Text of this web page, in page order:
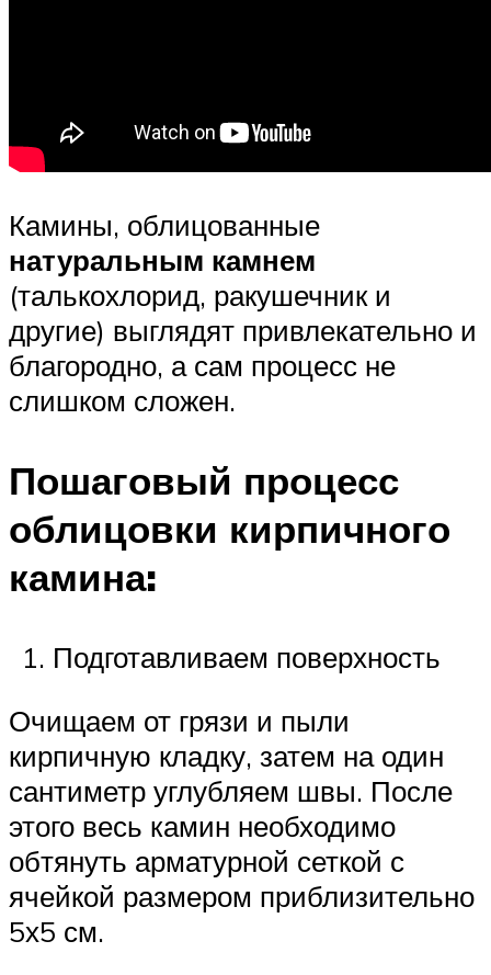
Камины, облицованные
натуральным камнем
(талькохлорид, ракушечник и
другие) выглядят привлекательно и
благородно, а сам процесс не
слишком сложен.
Пошаговый процесс
облицовки кирпичного
камина:
Подготавливаем поверхность
Очищаем от грязи и пыли
кирпичную кладку, затем на один
сантиметр углубляем швы. После
этого весь камин необходимо
обтянуть арматурной сеткой с
ячейкой размером приблизительно
5х5 см.